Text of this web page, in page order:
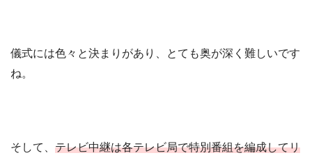
儀式には色々と決まりがあり、とても奥が深く難しいです
ね。
そして、 テレビ中継は各テレビ局で特別番組を編成してリ